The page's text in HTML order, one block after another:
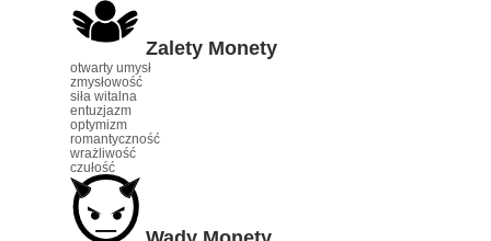
Zalety Monety
otwarty umysł
zmysłowość
siła witalna
entuzjazm
optymizm
romantyczność
wrażliwość
czułość